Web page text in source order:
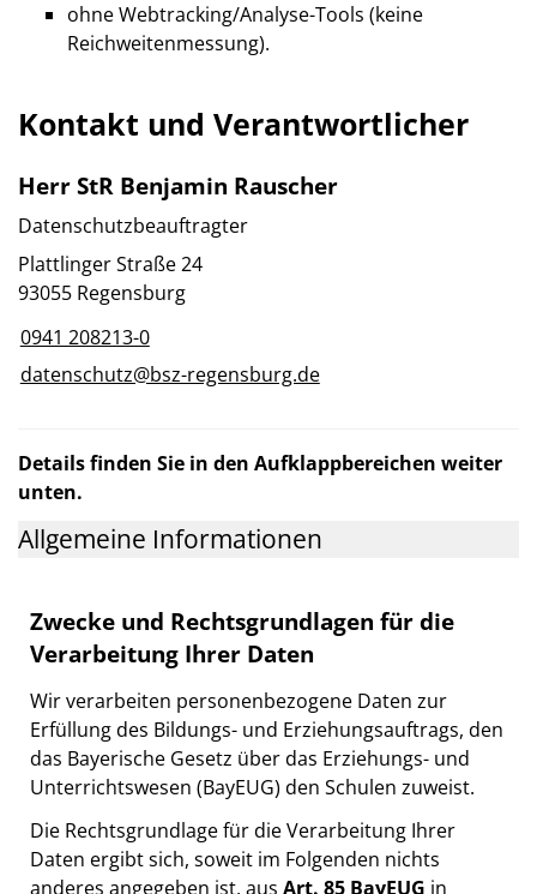
ohne Webtracking/Analyse-Tools (keine
Reichweitenmessung).
Kontakt und Verantwortlicher
Herr StR Benjamin Rauscher
Datenschutzbeauftragter
Plattlinger Straße 24
93055 Regensburg
0941 208213-0
datenschutz@bsz-regensburg.de
Details finden Sie in den Aufklappbereichen weiter
unten.
Allgemeine Informationen
Zwecke und Rechtsgrundlagen für die
Verarbeitung Ihrer Daten
Wir verarbeiten personenbezogene Daten zur
Erfüllung des Bildungs- und Erziehungsauftrags, den
das Bayerische Gesetz über das Erziehungs- und
Unterrichtswesen (BayEUG) den Schulen zuweist.
Die Rechtsgrundlage für die Verarbeitung Ihrer
Daten ergibt sich, soweit im Folgenden nichts
anderes angegeben ist, aus Art. 85 BayEUG in